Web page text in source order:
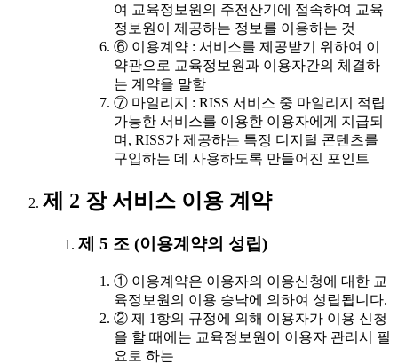
여 교육정보원의 주전산기에 접속하여 교육
정보원이 제공하는 정보를 이용하는 것
⑥ 이용계약 : 서비스를 제공받기 위하여 이
약관으로 교육정보원과 이용자간의 체결하
는 계약을 말함
⑦ 마일리지 : RISS 서비스 중 마일리지 적립
가능한 서비스를 이용한 이용자에게 지급되
며, RISS가 제공하는 특정 디지털 콘텐츠를
구입하는 데 사용하도록 만들어진 포인트
제 2 장 서비스 이용 계약
제 5 조 (이용계약의 성립)
① 이용계약은 이용자의 이용신청에 대한 교
육정보원의 이용 승낙에 의하여 성립됩니다.
② 제 1항의 규정에 의해 이용자가 이용 신청
을 할 때에는 교육정보원이 이용자 관리시 필
요로 하는